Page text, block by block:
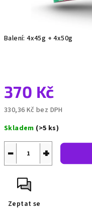
Balení: 4x45g + 4x50g
370 Kč
330,36 Kč bez DPH
cena:
Skladem (>5 ks)
+
−
Zeptat se